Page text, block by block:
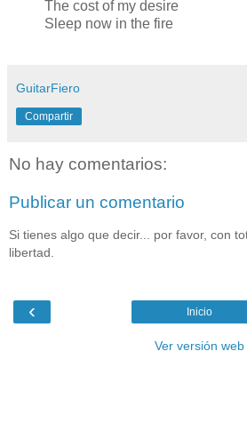
The cost of my desire
Sleep now in the fire
GuitarFiero
Compartir
No hay comentarios:
Publicar un comentario
Si tienes algo que decir... por favor, con
libertad.
‹ Inicio
Ver versión web